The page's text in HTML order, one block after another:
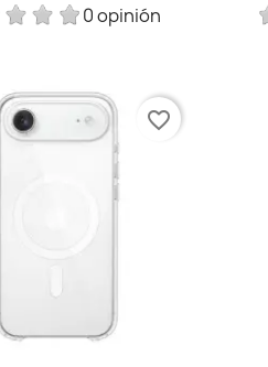
0 opinión
favorite_border